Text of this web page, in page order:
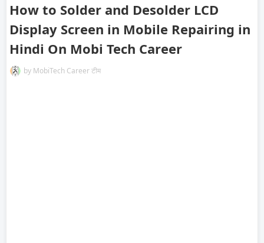
How to Solder and Desolder LCD
Display Screen in Mobile Repairing in
Hindi On Mobi Tech Career
by MobiTech Career टीम